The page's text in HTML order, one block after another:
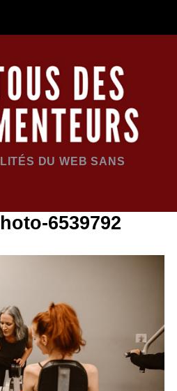
DU WEB SANS
6539792